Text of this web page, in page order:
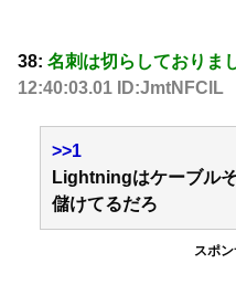
38: 名刺は切らしておりま
12:40:03.01 ID:JmtNFClL
>>1
Lightningはケーブル
儲けてるだろ
スポ